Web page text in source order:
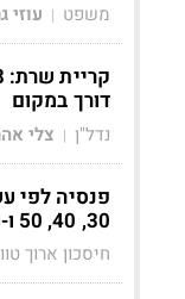
משפט | עוזי
דורך במקום
נדל"ן | צלי
30, 40, 50 ו-60
חיסכון ארוך